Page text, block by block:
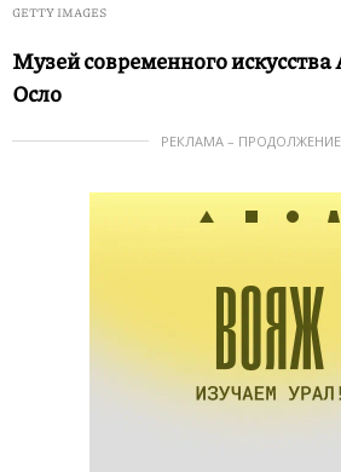
GETTY IMAGES
Музей современного
Осло
РЕКЛАМА –